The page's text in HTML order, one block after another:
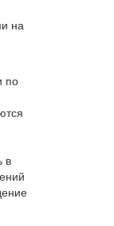
на
по
в